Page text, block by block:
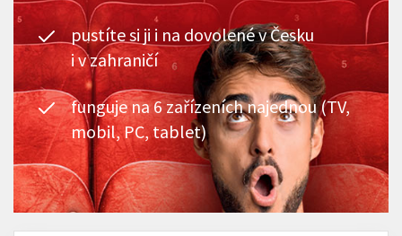
pustíte si ji i na dovolené v Česku
i v zahraničí
funguje na 6 zařízeních najednou (TV,
mobil, PC, tablet)